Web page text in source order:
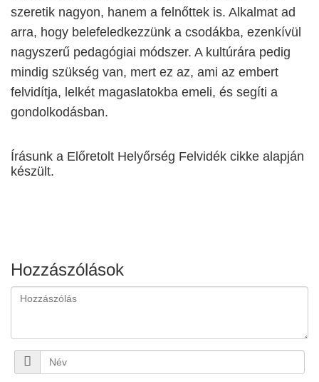
szeretik nagyon, hanem a felnőttek is. Alkalmat ad
arra, hogy belefeledkezzünk a csodákba, ezenkívül
nagyszerű pedagógiai módszer. A kultúrára pedig
mindig szükség van, mert ez az, ami az embert
felvidítja, lelkét magaslatokba emeli, és segíti a
gondolkodásban.
Írásunk a Előretolt Helyőrség Felvidék cikke alapján
készült.
Hozzászólások